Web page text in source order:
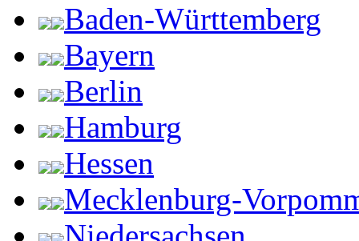
Baden-Württemberg
Bayern
Berlin
Hamburg
Hessen
Mecklenburg-